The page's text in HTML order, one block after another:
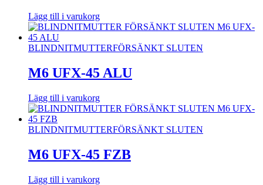
Lägg till i varukorg
BLINDNITMUTTERFÖRSÄNKT SLUTEN
M6 UFX-45 ALU
Lägg till i varukorg
BLINDNITMUTTERFÖRSÄNKT SLUTEN
M6 UFX-45 FZB
Lägg till i varukorg